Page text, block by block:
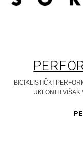
BICIKLISTIČKI
UKLONITI VIŠAK